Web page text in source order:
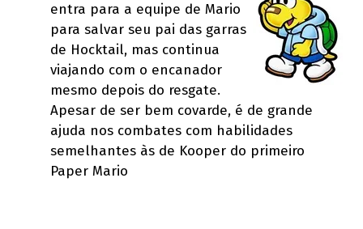
entra para a equipe de Mario
para salvar seu pai das garras
de Hocktail, mas continua
viajando com o encanador
mesmo depois do resgate.
Apesar de ser bem covarde, é de grande
ajuda nos combates com habilidades
semelhantes às de Kooper do primeiro
Paper Mario